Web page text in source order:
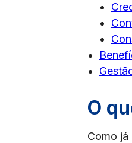
O
Como já